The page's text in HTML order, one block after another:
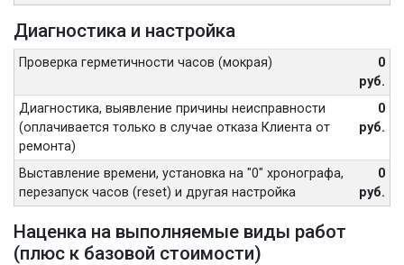
Диагностика и настройка
Проверка герметичности часов (мокрая)
0
руб.
Диагностика, выявление причины неисправности
(оплачивается только в случае отказа Клиента от
ремонта)
0
руб.
Выставление времени, установка на "0" хронографа,
перезапуск часов (reset) и другая настройка
0
руб.
Наценка на выполняемые виды работ
(плюс к базовой стоимости)